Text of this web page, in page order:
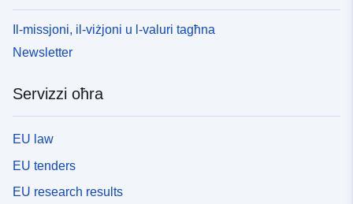
Il-missjoni, il-viżjoni u l-valuri tagħna
Newsletter
Servizzi oħra
EU law
EU tenders
EU research results